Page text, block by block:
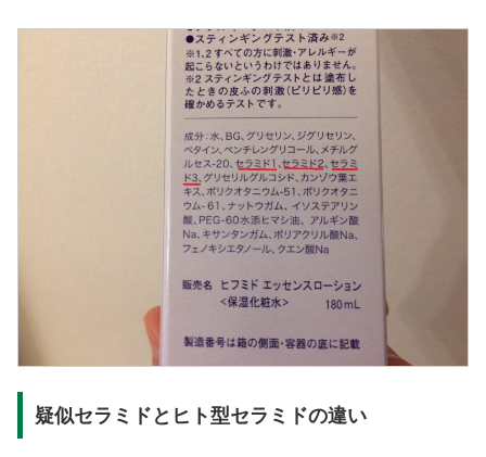
疑似セラミドとヒト型セラミドの違い